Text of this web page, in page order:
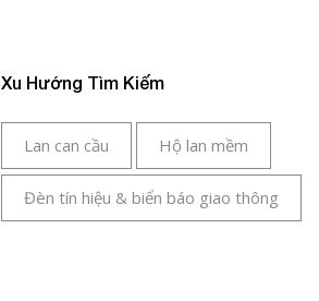
Xu Hướng Tìm Kiếm
Lan can cầu Hộ lan mềm
Đèn tín hiệu & biển báo giao thông